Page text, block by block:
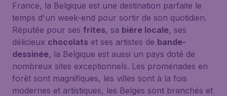
France, la Belgique est une destination parfaite le
temps d'un week-end pour sortir de son quotidien.
Réputée pour ses frites, sa bière locale, ses
délicieux chocolats et ses artistes de bande-
dessinée, la Belgique est aussi un pays doté de
nombreux sites exceptionnels. Les promenades en
forêt sont magnifiques, les villes sont à la fois
modernes et artistiques, les Belges sont branchés et